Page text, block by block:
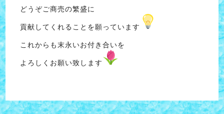
どうぞご商売の繁盛に
貢献してくれることを願っています
これからも末永いお付き合いを
よろしくお願い致します